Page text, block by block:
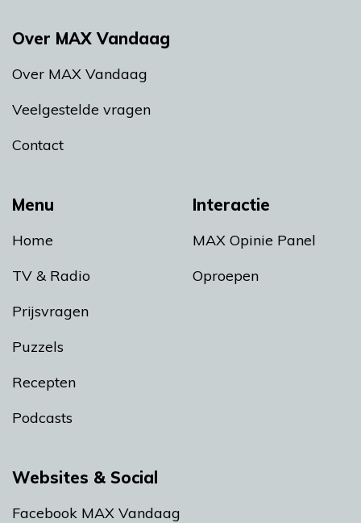
Menu
Home
TV & Radio
Prijsvragen
Puzzels
Recepten
Podcasts
Interactie
MAX Opinie Panel
Oproepen
Over MAX Vandaag
Over MAX Vandaag
Veelgestelde vragen
Contact
Websites & Social
Facebook MAX Vandaag